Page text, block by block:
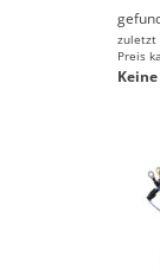
zuletzt
Preis